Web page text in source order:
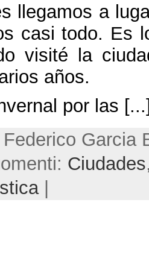
llegamos a
casi todo. Es
visité la
años.
por las
Garcia
Ciudades
|